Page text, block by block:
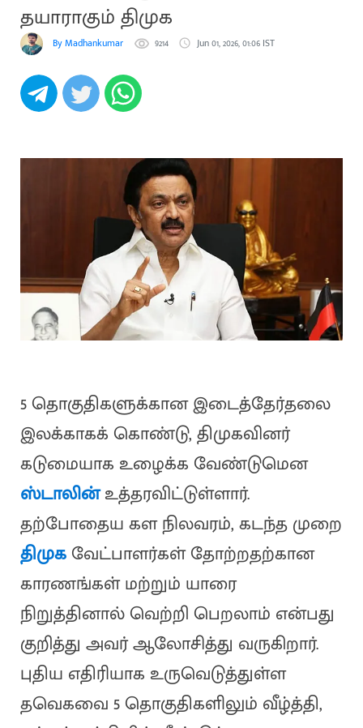
தயாராகும் திமுக
By Madhankumar 9214 Jun 01, 2026, 01:06 IST
5 தொகுதிகளுக்கான இடைத்தேர்தலை
இலக்காகக் கொண்டு, திமுகவினர்
கடுமையாக உழைக்க வேண்டுமென
ஸ்டாலின்உத்தரவிட்டுள்ளார்.
தற்போதைய கள நிலவரம், கடந்த முறை
திமுகவேட்பாளர்கள் தோற்றதற்கான
காரணங்கள் மற்றும் யாரை
நிறுத்தினால் வெற்றி பெறலாம் என்பது
குறித்து அவர் ஆலோசித்து வருகிறார்.
புதிய எதிரியாக உருவெடுத்துள்ள
தவெகவை 5 தொகுதிகளிலும் வீழ்த்தி,